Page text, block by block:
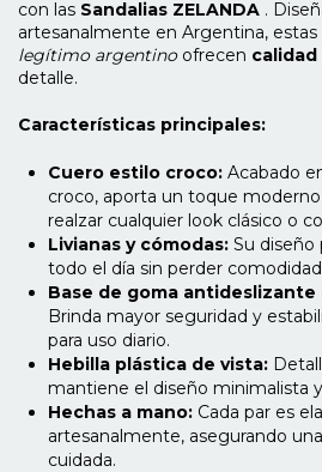
con las Sandalias ZELANDA .
artesanalmente en Argentina,
legítimo argentinoofrecen
detalle.
Características principales:
Cuero estilo croco: Acabado
croco, aporta un toque
realzar cualquier look clásico o
Livianas y cómodas: Su diseño
todo el día sin perder
Base de goma antideslizante
Brinda mayor seguridad y
para uso diario.
Hebilla plástica de vista:
mantiene el diseño minimalista
Hechas a mano: Cada par es
artesanalmente, asegurando
cuidada.